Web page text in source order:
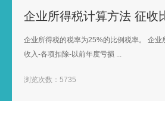
企业所得税计算方法 征收
企业所得税的税率为25%的比例税率。 企
收入-各项扣除-以前年度亏损 ...
浏览次数：5735